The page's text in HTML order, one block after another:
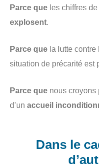
Parce que les chiffres
explosent.
Parce que la lutte
situation de précarité est
Parce que nous croyons
d’un accueil
Dans le